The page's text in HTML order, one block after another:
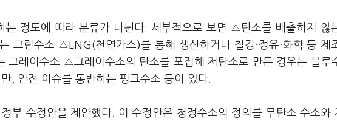
는 정도에 따라 분류가 나뉜다. 세부적으로 보면 △탄소를 배출하지 않
그린수소 △LNG(천연가스)를 통해 생산하거나 철강·정유·화학 등 제
그레이수소 △그레이수소의 탄소를 포집해 저탄소로 만든 경우는 블
, 안전 이슈를 동반하는 핑크수소 등이 있다.
부 수정안을 제안했다. 이 수정안은 청정수소의 정의를 무탄소 수소와